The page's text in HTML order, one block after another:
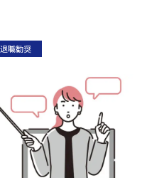
職勧奨